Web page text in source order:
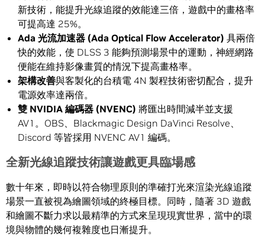
新技術，能提升光線追蹤的效能達三倍，遊戲中的畫格率
可提高達 25%。
Ada 光流加速器 (Ada Optical Flow Accelerator) 具兩倍
快的效能，使 DLSS 3 能夠預測場景中的運動，神經網路
便能在維持影像畫質的情況下提高畫格率。
架構改善與客製化的台積電 4N 製程技術密切配合，提升
電源效率達兩倍。
雙 NVIDIA 編碼器 (NVENC) 將匯出時間減半並支援
AV1。OBS、Blackmagic Design DaVinci Resolve、
Discord 等皆採用 NVENC AV1 編碼。
全新光線追蹤技術讓遊戲更具臨場感
數十年來，即時以符合物理原則的準確打光來渲染光線追蹤
場景一直被視為繪圖領域的終極目標。同時，隨著 3D 遊戲
和繪圖不斷力求以最精準的方式來呈現現實世界，當中的環
境與物體的幾何複雜度也日漸提升。